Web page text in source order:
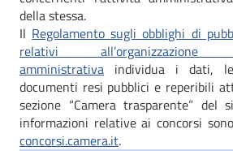
della stessa.
Il Regolamento sugli obblighi di
relativi
amministrativa individua i dati,
documenti resi pubblici e reperibili
sezione “Camera trasparente” del
informazioni relative ai concorsi
concorsi.camera.it.